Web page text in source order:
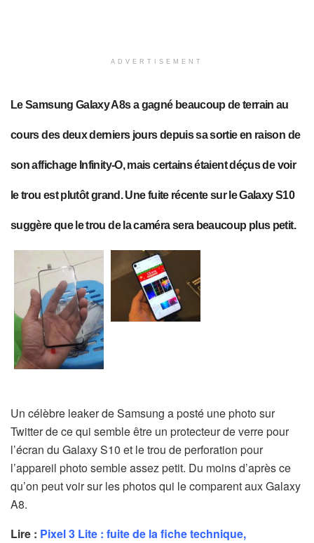
ADVERTISEMENT
Le Samsung Galaxy A8s a gagné beaucoup de terrain au
cours des deux derniers jours depuis sa sortie en raison de
son affichage Infinity-O, mais certains étaient déçus de voir
le trou est plutôt grand. Une fuite récente sur le Galaxy S10
suggère que le trou de la caméra sera beaucoup plus petit.
Un célèbre leaker de Samsung a posté une photo sur
Twitter de ce qui semble être un protecteur de verre pour
l’écran du Galaxy S10 et le trou de perforation pour
l’appareil photo semble assez petit. Du moins d’après ce
qu’on peut voir sur les photos qui le comparent aux Galaxy
A8.
Lire : Pixel 3 Lite : fuite de la fiche technique,